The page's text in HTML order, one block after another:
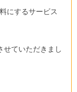
にするサービス
せていただきまし